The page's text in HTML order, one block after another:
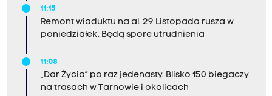
11:15
Remont wiaduktu na al. 29 Listopada rusza w
poniedziałek. Będą spore utrudnienia
11:08
„Dar Życia” po raz jedenasty. Blisko 150 biegaczy
na trasach w Tarnowie i okolicach